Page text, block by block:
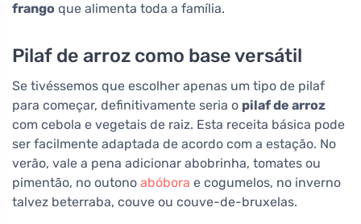
frango que alimenta toda a família.
Pilaf de arroz como base versátil
Se tivéssemos que escolher apenas um tipo de pilaf
para começar, definitivamente seria o pilaf de arroz
com cebola e vegetais de raiz. Esta receita básica pode
ser facilmente adaptada de acordo com a estação. No
verão, vale a pena adicionar abobrinha, tomates ou
pimentão, no outono abóbora e cogumelos, no inverno
talvez beterraba, couve ou couve-de-bruxelas.